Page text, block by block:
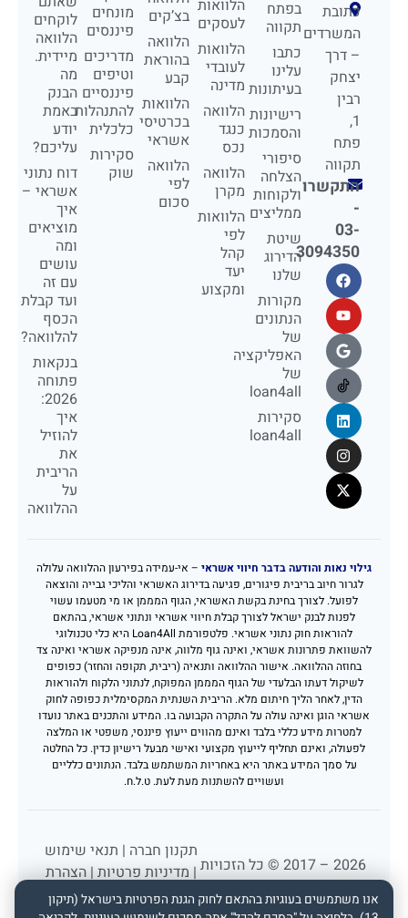
כתובת
המשרדים
– דרך
יצחק
רבין
1,
פתח
תקווה
התקשרו
-
03-
3094350
בפתח
תקווה
כתבו
עלינו
בעיתונות
רישיונות
והסמכות
סיפורי
הצלחה
ולקוחות
ממליצים
שיטת
הדירוג
שלנו
מקורות
הנתונים
של
האפליקציה
של
loan4all
סקירות
loan4all
הלוואות
לעסקים
הלוואות
לעובדי
מדינה
הלוואה
כנגד
נכס
הלוואה
מקרן
הלוואות
לפי
קהל
יעד
ומקצוע
בצ’קים
הלוואה
בהוראת
קבע
הלוואות
בכרטיסי
אשראי
הלוואה
לפי
סכום
מונחים
פיננסים
מדריכים
וטיפים
פיננסיים
להתנהלות
כלכלית
סקירות
שוק
לוקחים
הלוואה
מיידית.
מה
הבנק
באמת
יודע
עליכם?
דוח נתוני
אשראי –
איך
מוציאים
ומה
עושים
עם זה
ועד קבלת
הכסף
להלוואה?
בנקאות
פתוחה
2026:
איך
להוזיל
את
הריבית
על
ההלוואה
גילוי נאות והודעה בדבר חיווי אשראי – אי-עמידה בפירעון ההלוואה עלולה
לגרור חיוב בריבית פיגורים, פגיעה בדירוג האשראי והליכי גבייה והוצאה
לפועל. לצורך בחינת בקשת האשראי, הגוף המממן או מי מטעמו עשוי
לפנות לבנק ישראל לצורך קבלת חיווי אשראי ונתוני אשראי, בהתאם
להוראות חוק נתוני אשראי. פלטפורמת Loan4All היא כלי טכנולוגי
להשוואת פתרונות אשראי, ואינה גוף מלווה, אינה מנפיקה אשראי ואינה צד
בחוזה ההלוואה. אישור ההלוואה ותנאיה (ריבית, תקופה והחזר) כפופים
לשיקול דעתו הבלעדי של הגוף המממן המפוקח, לנתוני הלקוח ולהוראות
הדין, לאחר הליך חיתום מלא. הריבית השנתית המקסימלית כפופה לחוק
אשראי הוגן ואינה עולה על התקרה הקבועה בו. המידע והתכנים באתר נועדו
למטרות מידע כללי בלבד ואינם מהווים ייעוץ פיננסי, משפטי או המלצה
לפעולה, ואינם תחליף לייעוץ מקצועי ואישי מבעל רישיון כדין. כל החלטה
על סמך המידע באתר היא באחריות המשתמש בלבד. הנתונים כלליים
ועשויים להשתנות מעת לעת. ט.ל.ח.
2026 – 2017 © כל הזכויות
שמורות לפורטל הלוואות
loan4all
תקנון חברה | תנאי שימוש
|מדיניות פרטיות|הצהרת
נגישות
אנו משתמשים בעוגיות בהתאם לחוק הגנת הפרטיות בישראל (תיקון